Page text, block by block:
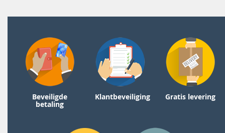
Beveiligde
betaling
Klantbeveiliging Gratis levering